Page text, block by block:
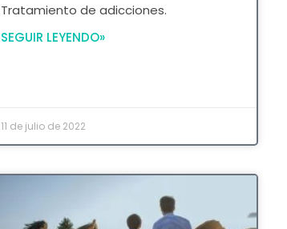
Tratamiento de adicciones.
SEGUIR LEYENDO»
11 de julio de 2022